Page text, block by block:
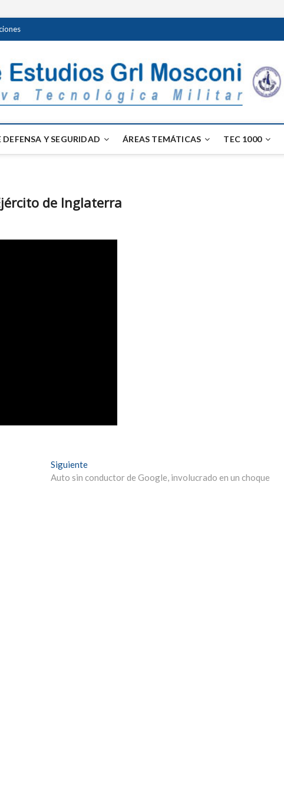
Y SEGURIDAD ÁREAS TEMÁTICAS TEC 1000
de Inglaterra
SiguienteEntrada
siguiente:
Auto sin conductor de Google, involucrado en un choque